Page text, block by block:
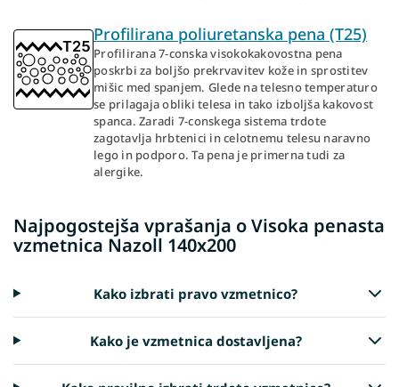
Profilirana poliuretanska pena (T25)
Profilirana 7-conska visokokakovostna pena
poskrbi za boljšo prekrvavitev kože in sprostitev
mišic med spanjem. Glede na telesno temperaturo
se prilagaja obliki telesa in tako izboljša kakovost
spanca. Zaradi 7-conskega sistema trdote
zagotavlja hrbtenici in celotnemu telesu naravno
lego in podporo. Ta pena je primerna tudi za
alergike.
Najpogostejša vprašanja o Visoka penasta
vzmetnica Nazoll 140x200
Kako izbrati pravo vzmetnico?
Kako je vzmetnica dostavljena?